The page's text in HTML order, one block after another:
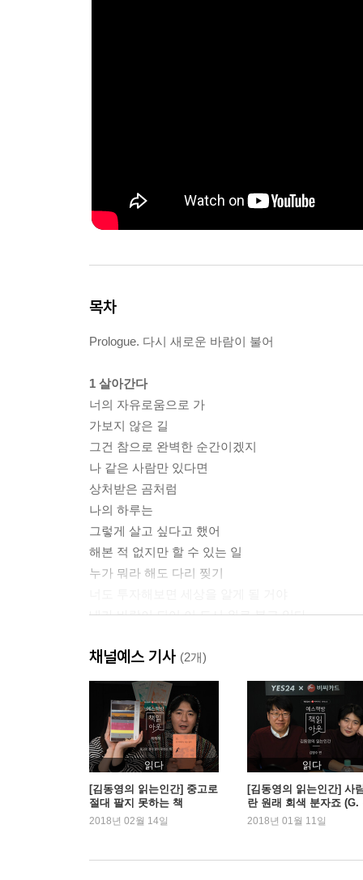
목차
Prologue. 다시 새로운 바람이 불어
1 살아간다
너의 자유로움으로 가
가보지 않은 길
그건 참으로 완벽한 순간이겠지
나 같은 사람만 있다면
상처받은 곰처럼
나의 하루는
그렇게 살고 싶다고 했어
해본 적 없지만 할 수 있는 일
누가 뭐라 해도 다리 찢기
내가 바람이 되어 이 도시 위로 불고 있다
케루악이라고 부를게
동관 17층 134병동 35호실에서
내가 안 아팠을 때
내가 스스로를 유배시킨 곳
그랬다면 널 만나지 못했겠지
2 떠난다
어쨌건 저는 여행 작가입니다
첫날의 고독
채널예스 기사 (2개)
읽다
[김동영의 읽는인간] 중고로
절대 팔지 못하는 책
2018년 02월 14일
읽다
[김동영의 읽는인간] 사
란 원래 회색 분자죠 (G.
병수 정신과전문의)
2018년 01월 11일